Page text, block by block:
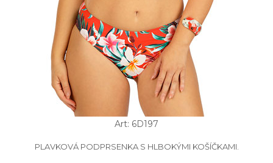
Art: 6D197
PLAVKOVÁ PODPRSENKA S HLBOKÝMI KOŠÍČKAMI.